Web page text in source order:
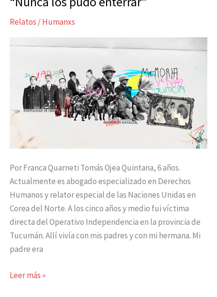
Relatos /Humanxs
Por Franca Quarneti Tomás Ojea Quintana, 6 años.
Actualmente es abogado especializado en Derechos
Humanos y relator especial de las Naciones Unidas en
Corea del Norte. A los cinco años y medio fui víctima
directa del Operativo Independencia en la provincia de
Tucumán. Allí vivía con mis padres y con mi hermana. Mi
padre era
pudo
enterrar”
Leer más »